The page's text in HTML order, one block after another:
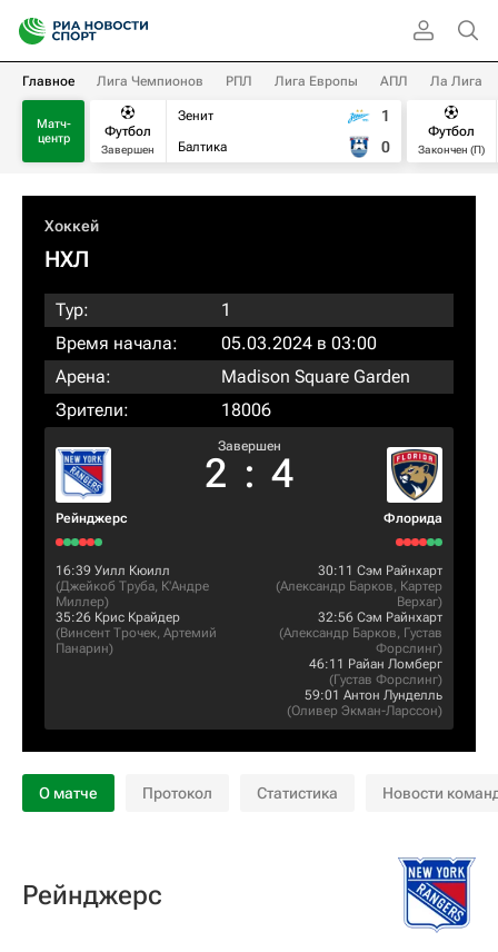
Главное Лига Чемпионов РПЛ Лига Европы АПЛ Ла Лига
Матч-
центр
Футбол
Завершен
Зенит
Балтика
1
0
Футбол
Закончен (П)
Хоккей
НХЛ
Тур:
1
Время начала:
05.03.2024 в 03:00
Арена:
Madison Square Garden
Зрители:
18006
Рейнджерс
Завершен
2 : 4
Флорида
16:39 Уилл Кюилл
(Джейкоб Труба, К'Андре
Миллер)
35:26 Крис Крайдер
(Винсент Трочек, Артемий
Панарин)
30:11 Сэм Райнхарт
(Александр Барков, Картер
Верхаг)
32:56 Сэм Райнхарт
(Александр Барков, Густав
Форслинг)
46:11 Райан Ломберг
(Густав Форслинг)
59:01 Антон Лунделль
(Оливер Экман-Ларссон)
О матче Протокол Статистика Новости
Рейнджерс